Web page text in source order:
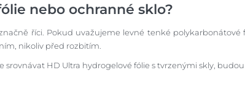
nebo ochranné sklo?
říci. Pokud uvažujeme levné tenké
nikoliv před rozbitím.
srovnávat HD Ultra hydrogelové fólie s tvrzenými skly,